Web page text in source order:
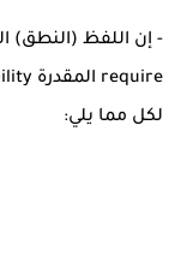
require المقدرة the ability على الإنتاج والاستخدام الصحيح
لكل مما يلي: